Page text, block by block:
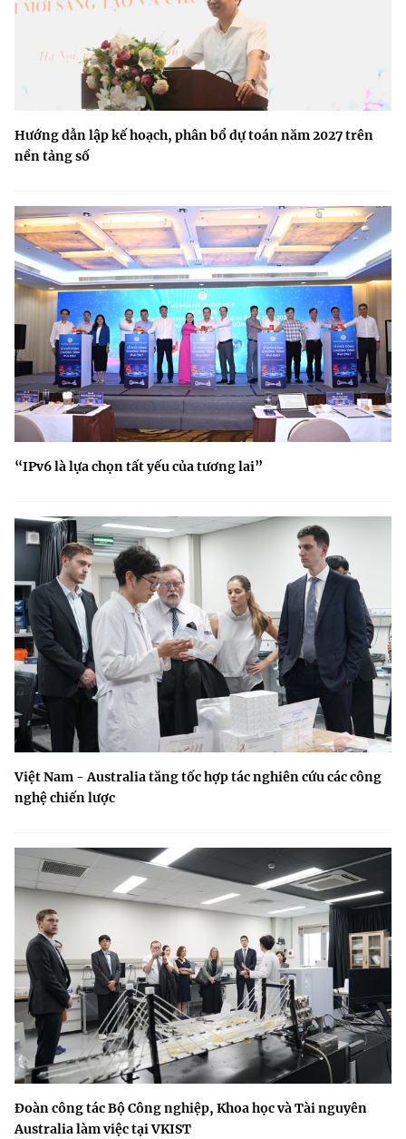
Hướng dẫn lập kế hoạch, phân bổ dự toán năm 2027 trên
nền tảng số
“IPv6 là lựa chọn tất yếu của tương lai”
Việt Nam - Australia tăng tốc hợp tác nghiên cứu các công
nghệ chiến lược
Đoàn công tác Bộ Công nghiệp, Khoa học và Tài nguyên
Australia làm việc tại VKIST